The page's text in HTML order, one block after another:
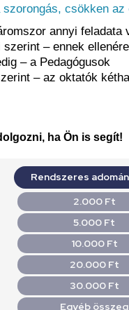
csökken az
annyi feladata
– ennek
– a Pedagógusok
– az oktatók
ha Ön is segít!